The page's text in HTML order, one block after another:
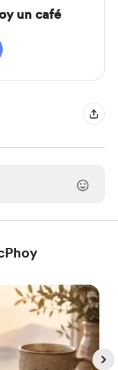
un café